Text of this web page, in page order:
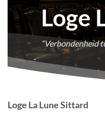
Loge
“Verbondenheid
Loge La Lune Sittard